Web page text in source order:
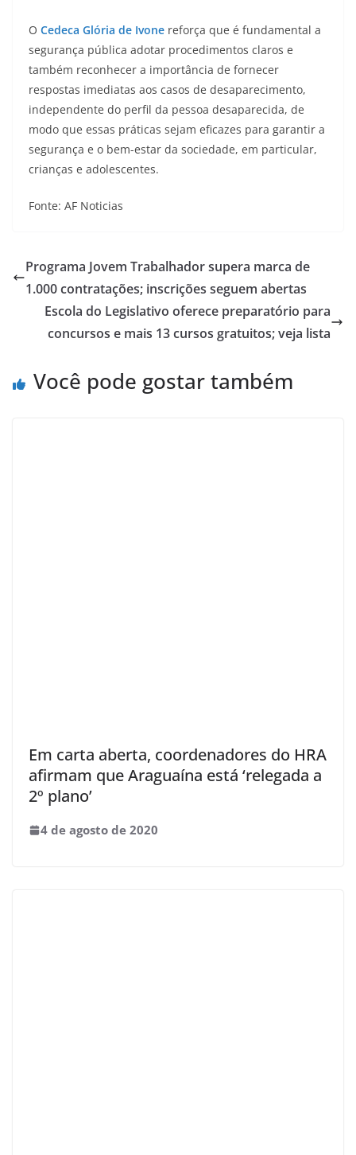
O Cedeca Glória de Ivone reforça que é fundamental a
segurança pública adotar procedimentos claros e
também reconhecer a importância de fornecer
respostas imediatas aos casos de desaparecimento,
independente do perfil da pessoa desaparecida, de
modo que essas práticas sejam eficazes para garantir a
segurança e o bem-estar da sociedade, em particular,
crianças e adolescentes.
Fonte: AF Noticias
Programa Jovem Trabalhador supera marca de
1.000 contratações; inscrições seguem abertas
Escola do Legislativo oferece preparatório para
concursos e mais 13 cursos gratuitos; veja lista
Você pode gostar também
Em carta aberta, coordenadores do HRA
afirmam que Araguaína está ‘relegada a
2º plano’
4 de agosto de 2020